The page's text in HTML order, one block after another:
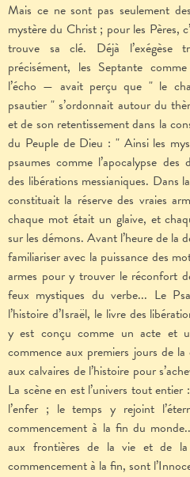
Mais ce ne sont pas seulement
mystère du Christ ; pour les Pères,
trouve sa clé. Déjà l’exégèse
précisément, les Septante
l’écho — avait perçu que " le
psautier " s’ordonnait autour du
et de son retentissement dans la
du Peuple de Dieu : " Ainsi les
psaumes comme l’apocalypse
des libérations messianiques. Dans
constituait la réserve des vraies
chaque mot était un glaive, et
sur les démons. Avant l’heure de la
familiariser avec la puissance des
armes pour y trouver le réconfort
feux mystiques du verbe... Le
l’histoire d’Israël, le livre des
y est conçu comme un acte et
commence aux premiers jours de
aux calvaires de l’histoire pour
La scène en est l’univers tout
l’enfer ; le temps y rejoint
commencement à la fin du
aux frontières de la vie et de
commencement à la fin, sont